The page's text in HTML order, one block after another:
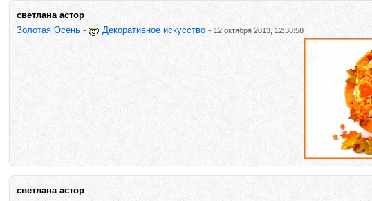
светлана астор
Золотая Осень - Декоративное искусство - 12 октября 2013, 12:38:58
светлана астор